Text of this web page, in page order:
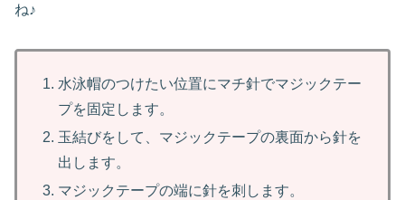
ね♪
水泳帽のつけたい位置にマチ針でマジックテー
プを固定します。
玉結びをして、マジックテープの裏面から針を
出します。
マジックテープの端に針を刺します。